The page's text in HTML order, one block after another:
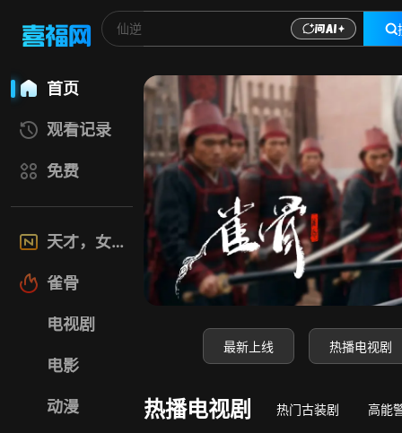
首页
观看记录
免费
天才，女友
雀骨
电视剧
电影
动漫
喜福影视网-高清电
最新上线 热播电视剧
热播电视剧 热门古装剧 高能